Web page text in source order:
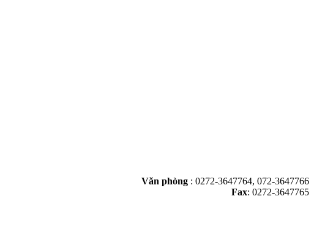
Văn phòng : 0272-3647764, 072-3647766
Fax: 0272-3647765